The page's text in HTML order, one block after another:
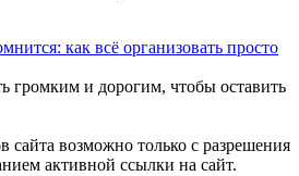
как всё организовать просто
громким и дорогим, чтобы оставить
сайта возможно только с разрешения
активной ссылки на сайт.